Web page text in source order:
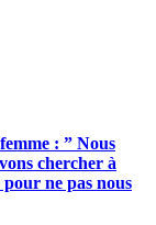
: ” Nous
chercher à
ne pas nous